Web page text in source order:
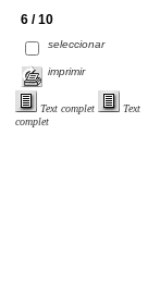
6 / 10
seleccionar
imprimir
Text complet
Text
complet